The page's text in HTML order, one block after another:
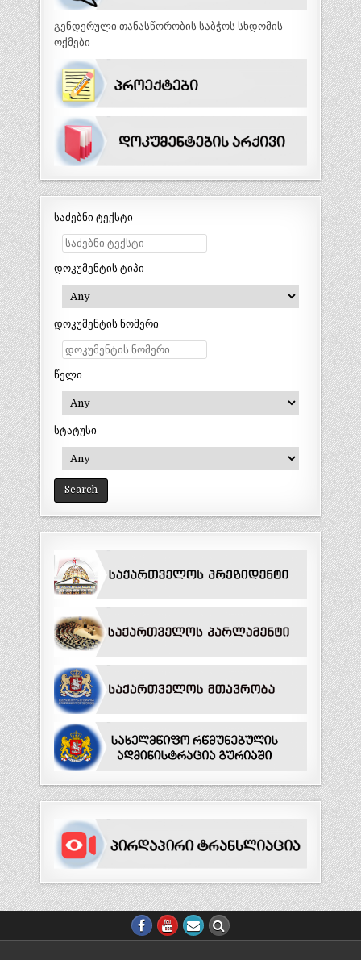
გენდერული თანასწორობის საბჭოს სხდომის
ოქმები
საძებნი ტექსტი
დოკუმენტის ტიპი
დოკუმენტის ნომერი
წელი
სტატუსი